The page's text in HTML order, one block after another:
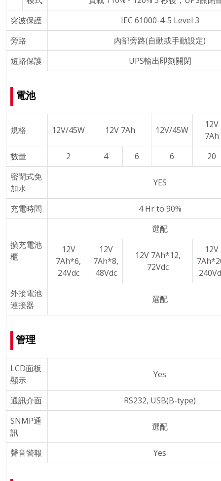
突波保護
IEC 61000-4-5 Level 3
旁路
內部旁路(自動或手動設定)
短路保護
UPS輸出即刻關閉
電池
規格 12V/45W 12V 7Ah 12V/45W
12V
7Ah
數量
2 4 6 6
20
密閉式免
加水
YES
充電時間 4 Hr to 90%
擴充電池
櫃
選配
12V
7Ah*6,
24Vdc
12V
7Ah*8,
48Vdc
12V 7Ah*12,
72Vdc
12V
外接電池
連接器
選配
管理
LCD面板
顯示
Yes
通訊介面
RS232, USB(B-type)
SNMP通
訊
選配
聲音警報 Yes